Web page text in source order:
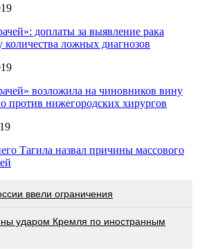
доплаты за выявление рака
количества ложных диагнозов
возложила на чиновников вину
против нижегородских хирургов
Тагила назвал причины массового
ввели ограничения
ударом Кремля по иностранным